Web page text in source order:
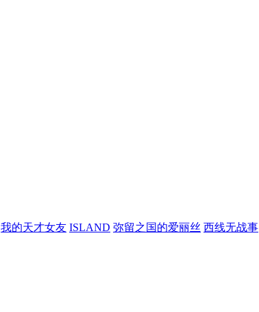
我的天才女友 ISLAND 弥留之国的爱丽丝 西线无战事